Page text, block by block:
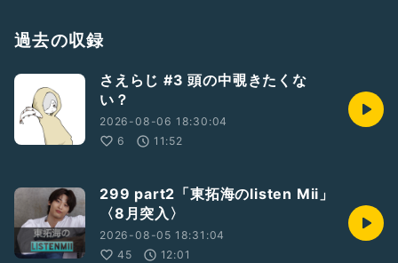
-------------------------
◎過去作品◎
Blu-ray&DVD 円盤、台本、ブロマイド販売中✨
https://naikon.cart.fc2.com/
・MBSドラマ特区
・映画「ウェディング・ハイ」
新婦👰‍♀️遥の友人、近藤彩香役で出演！
Blu-ray&DVD発売中&動画配信サイトで配信中✨
過去の収録
さえらじ #3 頭の中覗きたくな
い？
2026-08-06 18:30:04
6
11:52
299 part2「東拓海のlisten Mii」
〈8月突入〉
2026-08-05 18:31:04
45
12:01